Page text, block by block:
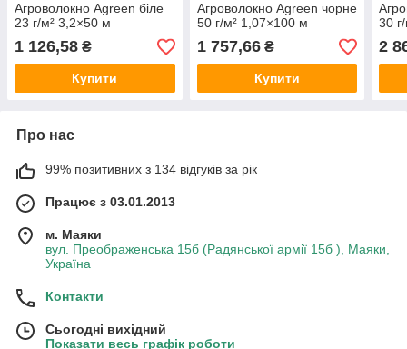
Агроволокно Agreen біле
23 г/м² 3,2×50 м
1 126,58 ₴
Купити
Агроволокно Agreen чорне
50 г/м² 1,07×100 м
1 757,66₴
Купити
30
2
Про нас
99% позитивних з 134 відгуків за рік
Працює з 03.01.2013
м. Маяки
вул. Преображенська 15б (Радянської армії 15б ), Маяки,
Україна
Контакти
Сьогодні вихідний
Показати весь графік роботи